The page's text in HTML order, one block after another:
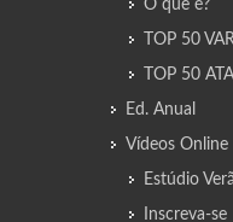
O que é?
TOP 50
TOP 50
Ed. Anual
Vídeos Online
Estúdio
Inscreva-se